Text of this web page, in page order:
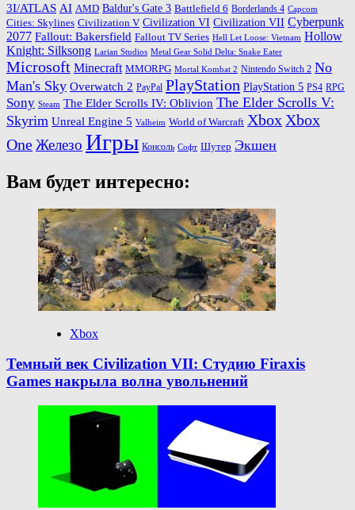
3I/ATLAS AI AMD Baldur's Gate 3 Battlefield 6 Borderlands 4 Capcom
Cities: Skylines Civilization V Civilization VI Civilization VII Cyberpunk
2077 Fallout: Bakersfield Fallout TV Series Hell Let Loose: Vietnam Hollow
Knight: Silksong Larian Studios Metal Gear Solid Delta: Snake Eater
Microsoft Minecraft MMORPG Mortal Kombat 2 Nintendo Switch 2 No
Man's Sky Overwatch 2 PayPal PlayStation PlayStation 5 PS4 RPG
Sony Steam The Elder Scrolls IV: Oblivion The Elder Scrolls V:
Skyrim Unreal Engine 5 Valheim World of Warcraft Xbox Xbox
OneЖелезо Игры Консоль Софт Шутер Экшен
Вам будет интересно:
Xbox
Темный век Civilization VII: Студию Firaxis
Games накрыла волна увольнений